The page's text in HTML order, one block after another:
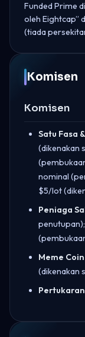
Funded Prime
oleh Eightcap”
(tiada
Komisen
Komisen
Satu Fasa
(dikenakan
nominal
$5/lot
Peniaga
penutupan);
Meme
(dikenakan